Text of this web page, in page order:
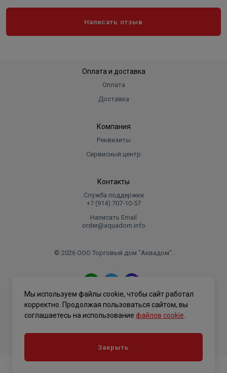
Написать отзыв
Оплата и доставка
Оплата
Доставка
Компания
Реквизиты
Сервисный центр
Контакты
Служба поддержки
+7 (914) 707‑10‑57
Написать Email
order@aquadom.info
© 2026 ООО Торговый дом "Аквадом".
.
Политика конфиденциальности
Мы используем файлы cookie, чтобы сайт работал
корректно. Продолжая пользоваться сайтом, вы
соглашаетесь на использование файлов cookie
Закрыть